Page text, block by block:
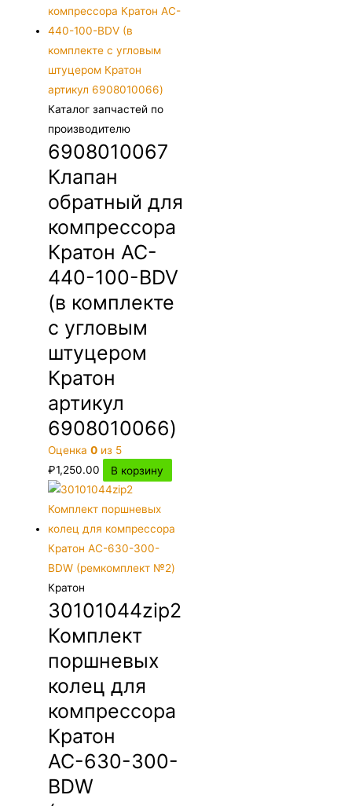
Каталог запчастей по
производителю
6908010067
Клапан
обратный для
компрессора
Кратон AC-
440-100-BDV
(в комплекте
с угловым
штуцером
Кратон
артикул
6908010066)
Оценка0 из 5
₽1,250.00 В корзину
Кратон
30101044zip2
Комплект
поршневых
колец для
компрессора
Кратон
АС-630-300-
BDW